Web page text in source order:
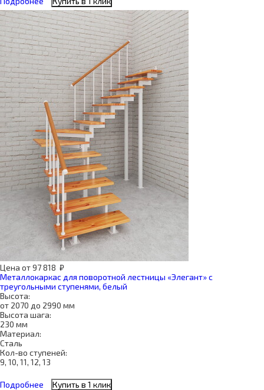
Цена от97 818 ₽
Металлокаркас для поворотной лестницы «Элегант» с
треугольными ступенями, белый
Высота:
от 2070 до 2990 мм
Высота шага:
230 мм
Материал:
Сталь
Кол-во ступеней:
9, 10, 11, 12, 13
Подробнее Купить в 1 клик